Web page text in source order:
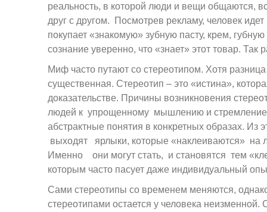
реальность, в которой люди и вещи общаются,
друг с другом. Посмотрев рекламу, человек идет
покупает «знакомую» зубную пасту, крем,
сознание уверенно, что «знает» этот товар. Так
Миф часто путают со стереотипом. Хотя разница
существенная. Стереотип – это «истина»,
доказательстве. Причины возникновения
людей к упрощенному мышлению и стремление
абстрактные понятия в конкретных образах. Из
выходят ярлыки, которые «наклеиваются» на
Именно они могут стать, и становятся тем
которым часто пасует даже индивидуальный
Сами стереотипы со временем меняются,
стереотипами остается у человека неизменной.